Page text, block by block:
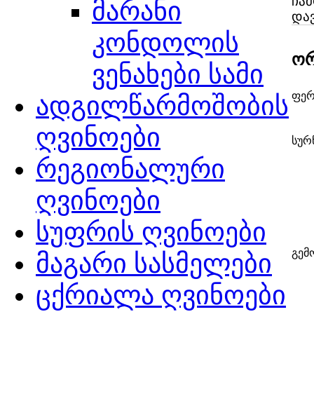
მარანი
კონდოლის
ვენახები სამი
ადგილწარმოშობის
ღვინოები
რეგიონალური
ღვინოები
სუფრის ღვინოები
მაგარი სასმელები
ცქრიალა ღვინოები